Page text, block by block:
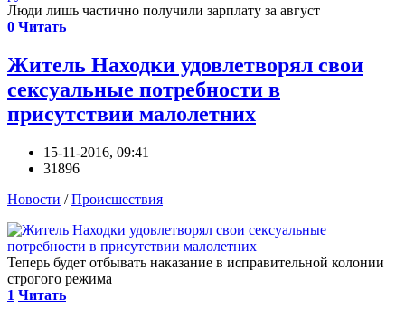
Люди лишь частично получили зарплату за август
0 Читать
Житель Находки удовлетворял свои
сексуальные потребности в
присутствии малолетних
15-11-2016, 09:41
31896
Новости /Происшествия
Теперь будет отбывать наказание в исправительной колонии
строгого режима
1 Читать